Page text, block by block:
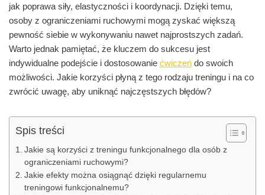
jak poprawa siły, elastyczności i koordynacji. Dzięki temu,
osoby z ograniczeniami ruchowymi mogą zyskać większą
pewność siebie w wykonywaniu nawet najprostszych zadań.
Warto jednak pamiętać, że kluczem do sukcesu jest
indywidualne podejście i dostosowanie ćwiczeń do swoich
możliwości. Jakie korzyści płyną z tego rodzaju treningu i na co
zwrócić uwagę, aby uniknąć najczęstszych błędów?
Spis treści
Jakie są korzyści z treningu funkcjonalnego dla osób z
ograniczeniami ruchowymi?
Jakie efekty można osiągnąć dzięki regularnemu
treningowi funkcjonalnemu?